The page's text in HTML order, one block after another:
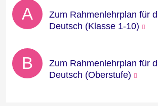
A
Zum Rahmenlehrplan für
Deutsch (Klasse 1-10)
B
Zum Rahmenlehrplan für
Deutsch (Oberstufe)